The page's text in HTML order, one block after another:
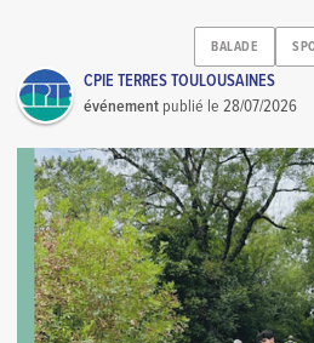
BALADE
CPIE TERRES TOULOUSAINES
événement publié le28/07/2026